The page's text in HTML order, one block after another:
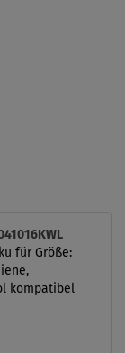
für Größe:
kompatibel